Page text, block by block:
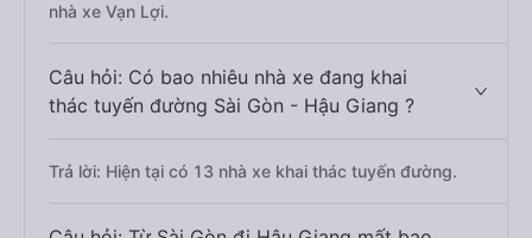
nhà xe Vạn Lợi.
Câu hỏi: Có bao nhiêu nhà xe đang khai
thác tuyến đường Sài Gòn - Hậu Giang ?
Trả lời: Hiện tại có 13 nhà xe khai thác tuyến đường.